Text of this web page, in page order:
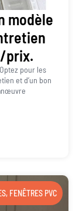
modèle
prix.
pour les
et d’un bon
, FENÊTRES PVC